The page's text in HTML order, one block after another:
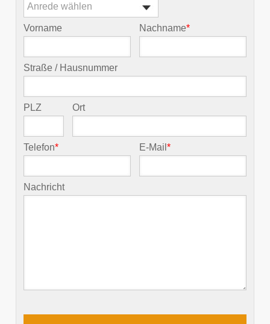
Anrede wählen
Vorname Nachname*
Straße / Hausnummer
PLZ Ort
Telefon* E-Mail*
Nachricht